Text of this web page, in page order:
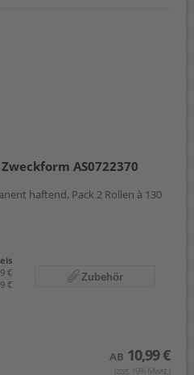
AS0722370
haftend, Pack 2 Rollen à 130
€
€
Zubehör
AB 10,99 €
(zzgl. 19% Mwst.)